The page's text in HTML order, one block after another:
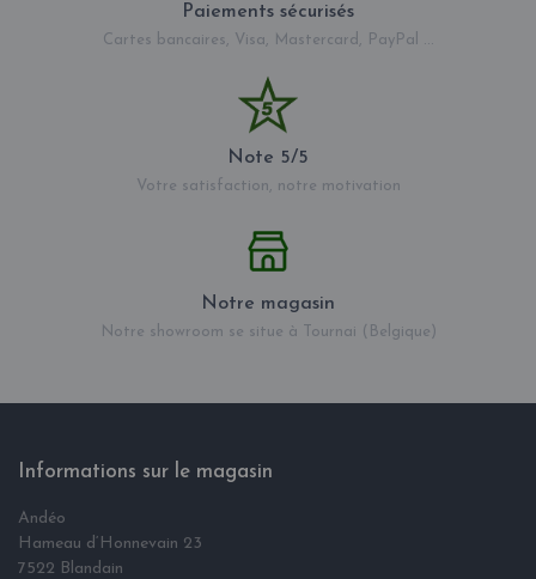
Paiements sécurisés
Cartes bancaires, Visa, Mastercard, PayPal ...
Note 5/5
Votre satisfaction, notre motivation
Notre magasin
Notre showroom se situe à Tournai (Belgique)
Informations sur le magasin
Andéo
Hameau d‘Honnevain 23
7522 Blandain